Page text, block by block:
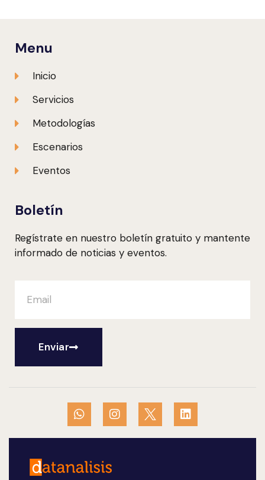
Menu
Inicio
Servicios
Metodologías
Escenarios
Eventos
Boletín
Regístrate en nuestro boletín gratuito y mantente
informado de noticias y eventos.
Enviar